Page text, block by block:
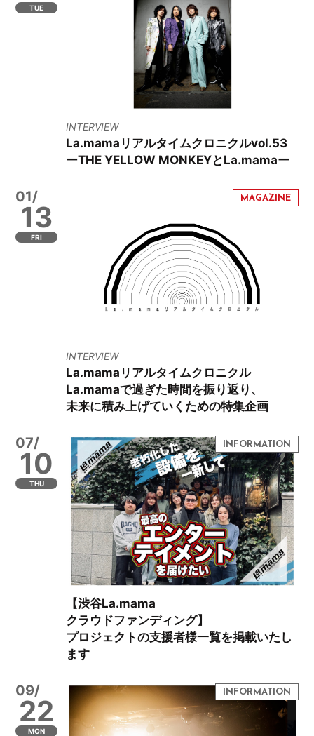
TUE
INTERVIEW
La.mamaリアルタイムクロニクルvol.53
ーTHE YELLOW MONKEYとLa.mamaー
01/
13
FRI
INTERVIEW
La.mamaリアルタイムクロニクル
La.mamaで過ぎた時間を振り返り、
未来に積み上げていくための特集企画
07/
10
THU
【渋谷La.mama
クラウドファンディング】
プロジェクトの支援者様一覧を掲載いたし
ます
09/
22
MON